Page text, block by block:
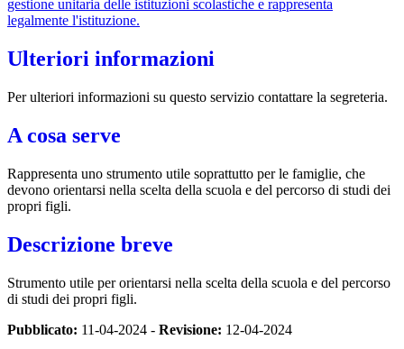
gestione unitaria delle istituzioni scolastiche e rappresenta
legalmente l'istituzione.
Ulteriori informazioni
Per ulteriori informazioni su questo servizio contattare la segreteria.
A cosa serve
Rappresenta uno strumento utile soprattutto per le famiglie, che
devono orientarsi nella scelta della scuola e del percorso di studi dei
propri figli.
Descrizione breve
Strumento utile per orientarsi nella scelta della scuola e del percorso
di studi dei propri figli.
Pubblicato: 11-04-2024 - Revisione: 12-04-2024